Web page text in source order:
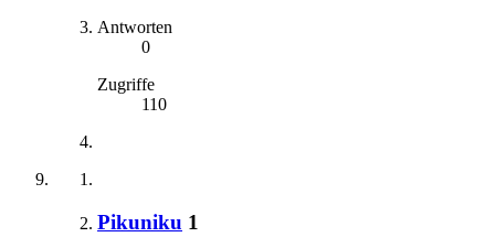
Antworten
0
Zugriffe
110
Pikuniku 1